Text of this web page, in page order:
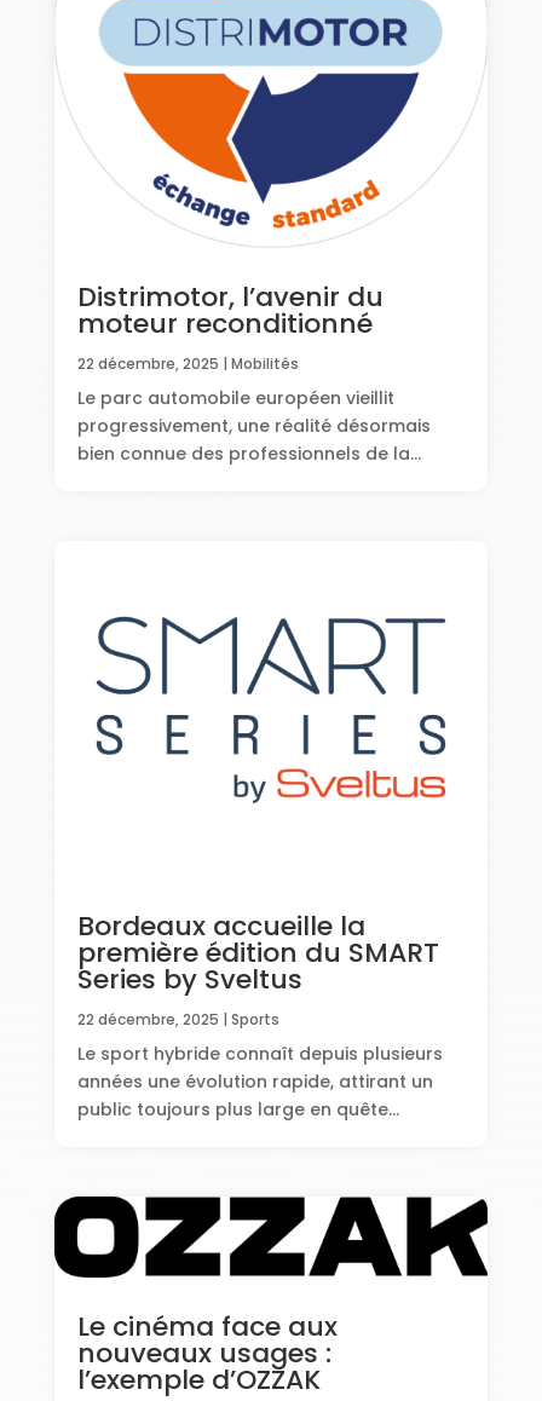
Distrimotor, l’avenir du
moteur reconditionné
22 décembre, 2025 | Mobilités
Le parc automobile européen vieillit
progressivement, une réalité désormais
bien connue des professionnels de la...
Bordeaux accueille la
première édition du SMART
Series by Sveltus
22 décembre, 2025 | Sports
Le sport hybride connaît depuis plusieurs
années une évolution rapide, attirant un
public toujours plus large en quête...
Le cinéma face aux
nouveaux usages :
l’exemple d’OZZAK